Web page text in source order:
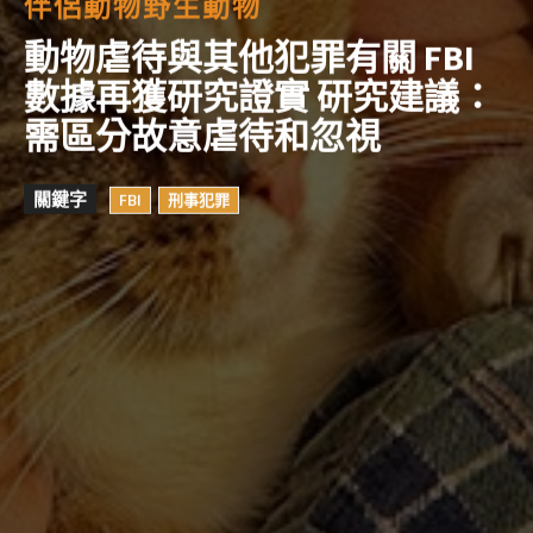
動物虐待與其他犯罪有關 FBI
數據再獲研究證實 研究建議：
需區分故意虐待和忽視
關鍵字 FBI 刑事犯罪